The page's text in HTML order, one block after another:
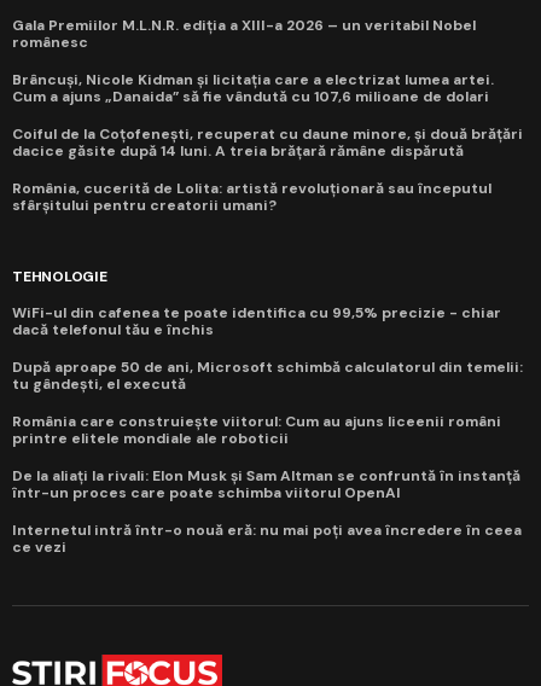
Gala Premiilor M.L.N.R. ediția a XIII-a 2026 – un veritabil Nobel
românesc
Brâncuși, Nicole Kidman și licitația care a electrizat lumea artei.
Cum a ajuns „Danaida” să fie vândută cu 107,6 milioane de dolari
Coiful de la Coțofenești, recuperat cu daune minore, și două brățări
dacice găsite după 14 luni. A treia brățară rămâne dispărută
România, cucerită de Lolita: artistă revoluționară sau începutul
sfârșitului pentru creatorii umani?
TEHNOLOGIE
WiFi-ul din cafenea te poate identifica cu 99,5% precizie - chiar
dacă telefonul tău e închis
După aproape 50 de ani, Microsoft schimbă calculatorul din temelii:
tu gândești, el execută
România care construiește viitorul: Cum au ajuns liceenii români
printre elitele mondiale ale roboticii
De la aliați la rivali: Elon Musk și Sam Altman se confruntă în instanță
într-un proces care poate schimba viitorul OpenAI
Internetul intră într-o nouă eră: nu mai poți avea încredere în ceea
ce vezi